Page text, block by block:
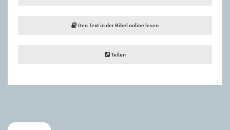
Den Text in der Bibel online lesen
Teilen